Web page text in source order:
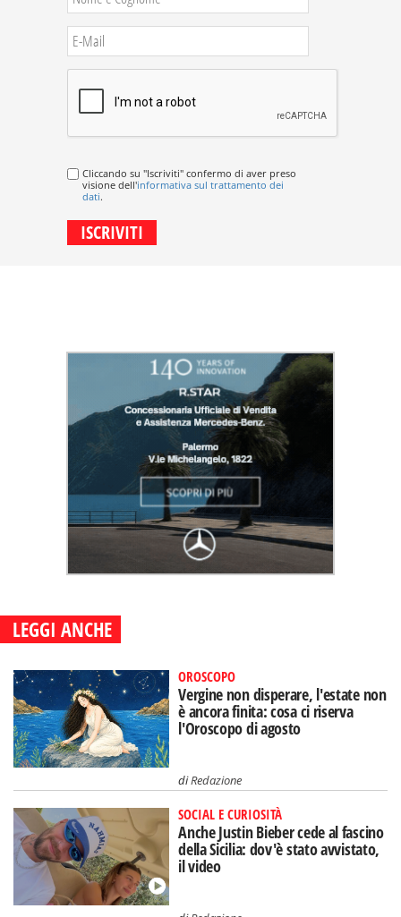
Cliccando su "Iscriviti" confermo di aver preso
visione dell'informativa sul trattamento dei
dati.
LEGGI ANCHE
OROSCOPO
Vergine non disperare, l'estate non
è ancora finita: cosa ci riserva
l'Oroscopo di agosto
diRedazione
SOCIAL E CURIOSITÀ
Anche Justin Bieber cede al fascino
della Sicilia: dov'è stato avvistato,
il video